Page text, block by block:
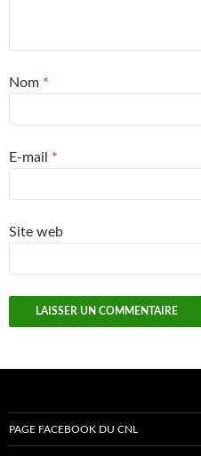
Nom *
E-mail *
Site web
PAGE FACEBOOK DU CNL